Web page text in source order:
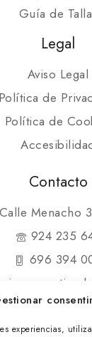
experiencias,
Guía de
Legal
Aviso Legal
Política de
Política de
Contacto
Calle Menacho
924 235
696 394